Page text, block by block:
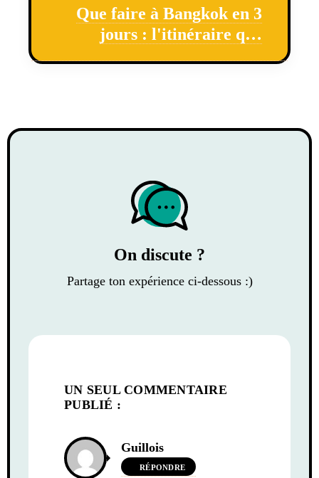
Que faire à Bangkok en 3
jours : l'itinéraire que
On discute ?
Partage ton expérience ci-dessous :)
UN SEUL COMMENTAIRE
PUBLIÉ :
Guillois
RÉPONDRE